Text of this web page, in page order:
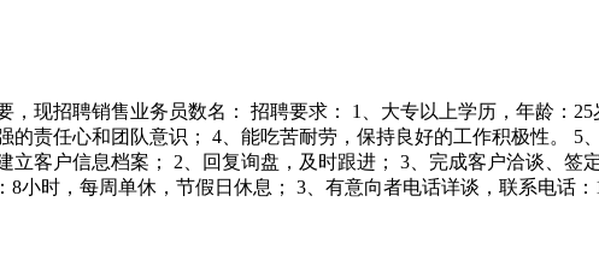
现招聘销售业务员数名： 招聘要求： 1、大专以上学历，年龄：
责任心和团队意识； 4、能吃苦耐劳，保持良好的工作积极性。 5
客户信息档案； 2、回复询盘，及时跟进； 3、完成客户洽谈、签
小时，每周单休，节假日休息； 3、有意向者电话详谈，联系电话：